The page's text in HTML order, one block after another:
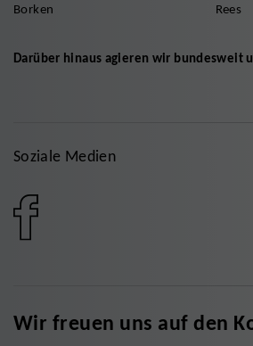
Borken
Rees
Darüber hinaus agieren wir bundesweit
Soziale Medien
Wir freuen uns auf den